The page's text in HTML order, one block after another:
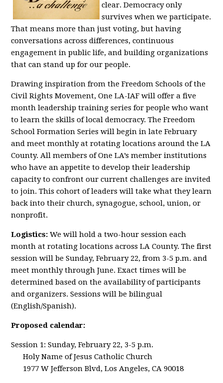
clear. Democracy only
survives when we participate.
That means more than just voting, but having
conversations across differences, continuous
engagement in public life, and building organizations
that can stand up for our people.
Drawing inspiration from the Freedom Schools of the
Civil Rights Movement, One LA-IAF will offer a five
month leadership training series for people who want
to learn the skills of local democracy.The Freedom
School Formation Series will begin in late February
and meet monthly at rotating locations around the LA
County. All members of One LA’s member institutions
who have an appetite to develop their leadership
capacity to confront our current challenges are invited
to join. This cohort of leaders will take what they learn
back into their church, synagogue, school, union, or
nonprofit.
Logistics: We will hold a two-hour session each
month at rotating locations across LA County. The first
session will be Sunday, February 22, from 3-5 p.m. and
meet monthly through June. Exact times will be
determined based on the availability of participants
and organizers. Sessions will be bilingual
(English/Spanish).
Proposed calendar:
Session 1: Sunday, February 22, 3-5 p.m.
Holy Name of Jesus Catholic Church
1977 W Jefferson Blvd, Los Angeles, CA 90018